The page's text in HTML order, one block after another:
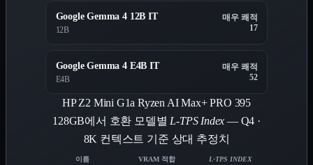
Google Gemma 4 12B IT
12B
매우 쾌적
17
Google Gemma 4 E4B IT
E4B
매우 쾌적
52
HP Z2 Mini G1a Ryzen AI Max+ PRO 395
128GB에서 호환 모델별 L-TPS Index — Q4 ·
8K 컨텍스트 기준 상대 추정치
이름 VRAM 적합 L-TPS INDEX